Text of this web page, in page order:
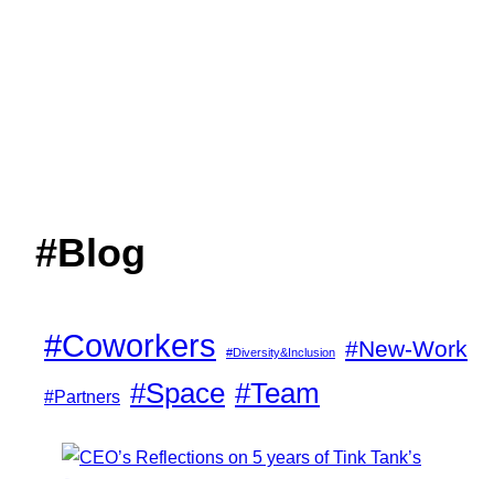
#Blog
#Coworkers #Diversity&Inclusion #New-Work
#Partners #Space #Team